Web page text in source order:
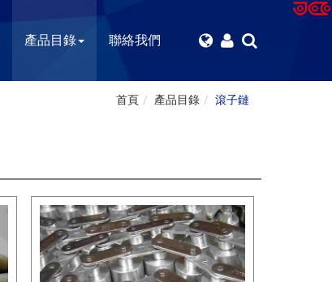
產品目錄 聯絡我們
首頁 產品目錄 滾子鏈